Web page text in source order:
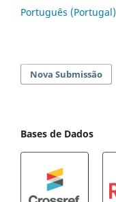
Português (Portugal)
Nova Submissão
Bases de Dados